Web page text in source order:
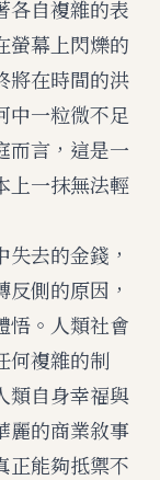
各自複雜的表
螢幕上閃爍的
將在時間的洪
中一粒微不足
而言，這是一
上一抹無法輕
去的金錢，
側的原因，
悟。人類社會
何複雜的制
類自身幸福與
麗的商業敘事
正能夠抵禦不